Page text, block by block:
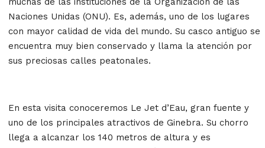
Naciones Unidas (ONU). Es, además, uno de los lugares
con mayor calidad de vida del mundo. Su casco antiguo se
encuentra muy bien conservado y llama la atención por
sus preciosas calles peatonales.
En esta visita conoceremos Le Jet d’Eau, gran fuente y
uno de los principales atractivos de Ginebra. Su chorro
llega a alcanzar los 140 metros de altura y es